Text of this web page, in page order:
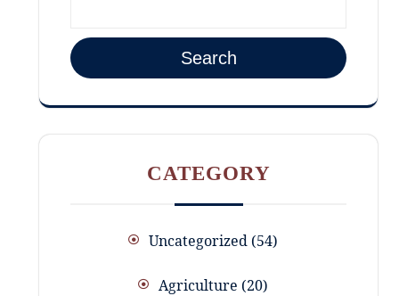
Search
CATEGORY
Uncategorized 54
Agriculture 20